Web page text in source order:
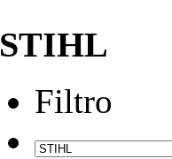
STIHL
Filtro